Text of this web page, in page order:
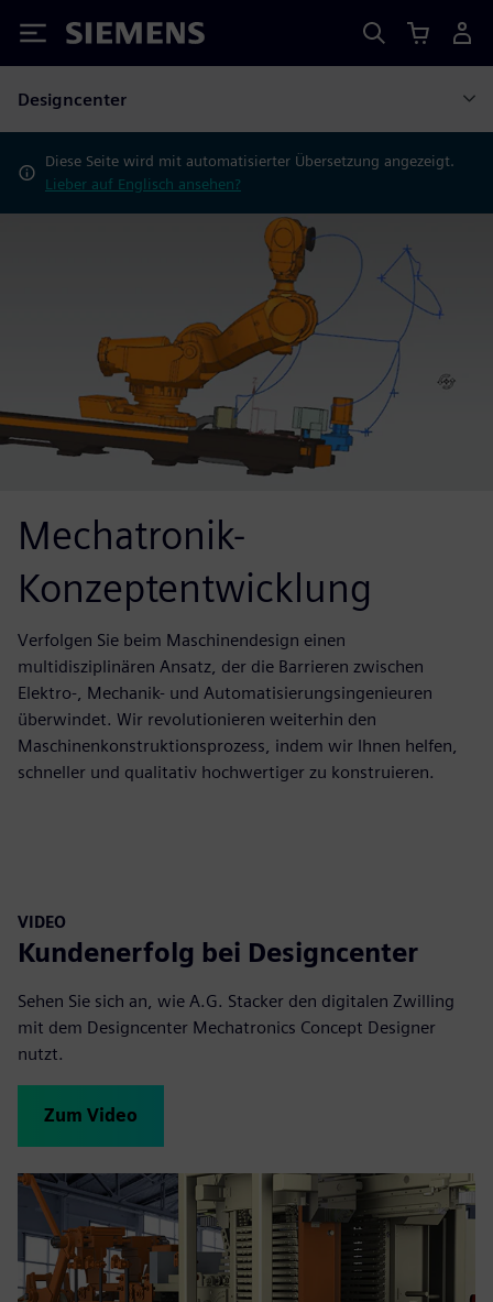
Siemens
Designcenter
Diese Seite wird mit automatisierter Übersetzung angezeigt.
Lieber auf Englisch ansehen?
Mechatronik-
Konzeptentwicklung
Verfolgen Sie beim Maschinendesign einen
multidisziplinären Ansatz, der die Barrieren zwischen
Elektro-, Mechanik- und Automatisierungsingenieuren
überwindet. Wir revolutionieren weiterhin den
Maschinenkonstruktionsprozess, indem wir Ihnen helfen,
schneller und qualitativ hochwertiger zu konstruieren.
VIDEO
Kundenerfolg bei Designcenter
Sehen Sie sich an, wie A.G. Stacker den digitalen Zwilling
mit dem Designcenter Mechatronics Concept Designer
nutzt.
Zum Video